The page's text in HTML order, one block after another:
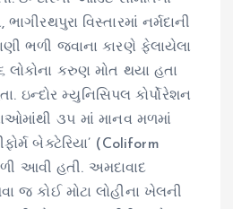
વિસ્તારમાં નર્મદાની
ભળી જવાના કારણે ફેલાયેલા
લોકોના કરુણ મોત થયા હતા
ઇન્દોર મ્યુનિસિપલ કોર્પોરેશન
૩૫ માં માનવ મળમાં
બેક્ટેરિયા’ (Coliform
આવી હતી. અમદાવાદ
જ કોઈ મોટા લોહીના ખેલની